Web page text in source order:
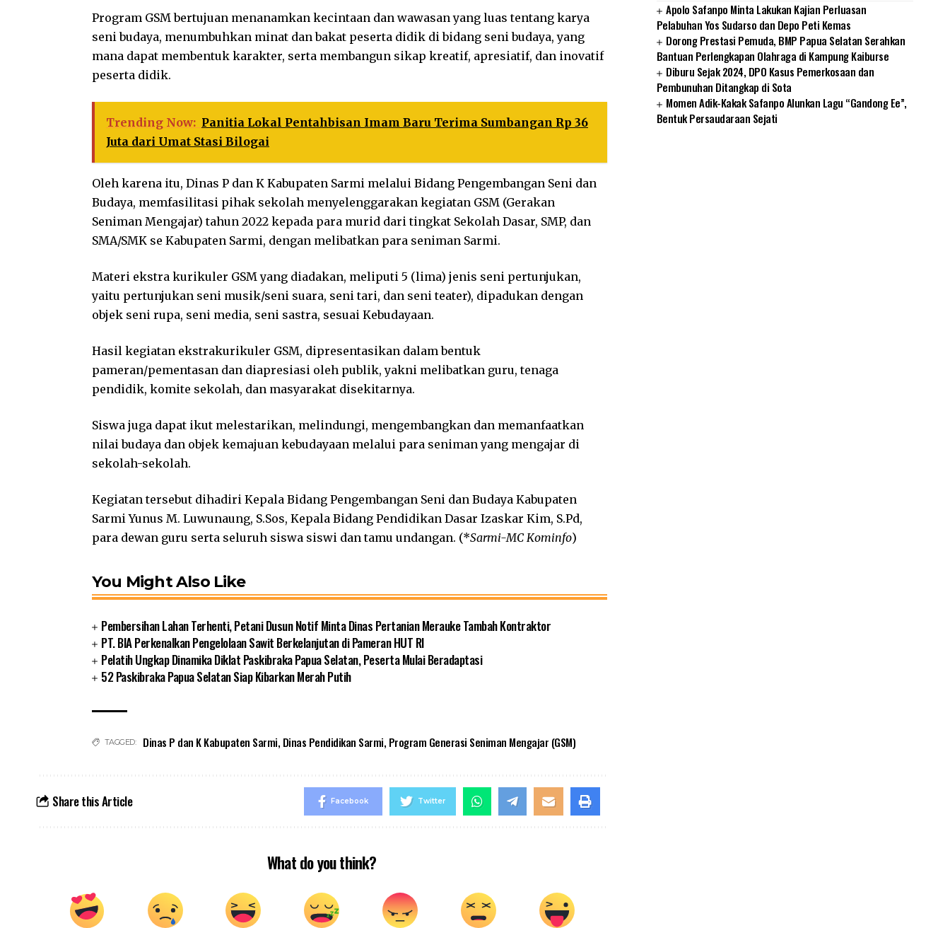
Program GSM bertujuan menanamkan kecintaan dan wawasan yang luas tentang karya
seni budaya, menumbuhkan minat dan bakat peserta didik di bidang seni budaya, yang
mana dapat membentuk karakter, serta membangun sikap kreatif, apresiatif, dan inovatif
peserta didik.
Trending Now: Panitia Lokal Pentahbisan Imam Baru Terima Sumbangan Rp 36
Juta dari Umat Stasi Bilogai
Oleh karena itu, Dinas P dan K Kabupaten Sarmi melalui Bidang Pengembangan Seni dan
Budaya, memfasilitasi pihak sekolah menyelenggarakan kegiatan GSM (Gerakan
Seniman Mengajar) tahun 2022 kepada para murid dari tingkat Sekolah Dasar, SMP, dan
SMA/SMK se Kabupaten Sarmi, dengan melibatkan para seniman Sarmi.
Materi ekstra kurikuler GSM yang diadakan, meliputi 5 (lima) jenis seni pertunjukan,
yaitu pertunjukan seni musik/seni suara, seni tari, dan seni teater), dipadukan dengan
objek seni rupa, seni media, seni sastra, sesuai Kebudayaan.
Hasil kegiatan ekstrakurikuler GSM, dipresentasikan dalam bentuk
pameran/pementasan dan diapresiasi oleh publik, yakni melibatkan guru, tenaga
pendidik, komite sekolah, dan masyarakat disekitarnya.
Siswa juga dapat ikut melestarikan, melindungi, mengembangkan dan memanfaatkan
nilai budaya dan objek kemajuan kebudayaan melalui para seniman yang mengajar di
sekolah-sekolah.
Kegiatan tersebut dihadiri Kepala Bidang Pengembangan Seni dan Budaya Kabupaten
Sarmi Yunus M. Luwunaung, S.Sos, Kepala Bidang Pendidikan Dasar Izaskar Kim, S.Pd,
para dewan guru serta seluruh siswa siswi dan tamu undangan. (*Sarmi-MC Kominfo)
You Might Also Like
Pembersihan Lahan Terhenti, Petani Dusun Notif Minta Dinas Pertanian Merauke Tambah Kontraktor
PT. BIA Perkenalkan Pengelolaan Sawit Berkelanjutan di Pameran HUT RI
Pelatih Ungkap Dinamika Diklat Paskibraka Papua Selatan, Peserta Mulai Beradaptasi
52 Paskibraka Papua Selatan Siap Kibarkan Merah Putih
TAGGED: Dinas P dan K Kabupaten Sarmi, Dinas Pendidikan Sarmi, Program Generasi Seniman Mengajar (GSM)
Share this Article Facebook Twitter
What do you think?
Apolo Safanpo Minta Lakukan Kajian Perluasan
Pelabuhan Yos Sudarso dan Depo Peti Kemas
Dorong Prestasi Pemuda, BMP Papua Selatan Serahkan
Bantuan Perlengkapan Olahraga di Kampung Kaiburse
Diburu Sejak 2024, DPO Kasus Pemerkosaan dan
Pembunuhan Ditangkap di Sota
Momen Adik-Kakak Safanpo Alunkan Lagu “Gandong Ee”,
Bentuk Persaudaraan Sejati